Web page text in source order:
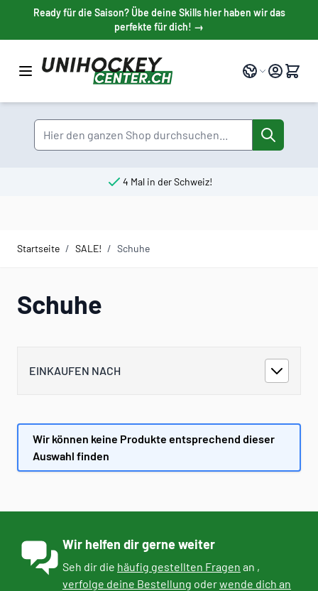
Direkt zum Inhalt
Ready für die Saison? Übe deine Skills hier haben wir das
perfekte für dich! →
Sprache
Suche
4 Mal in der Schweiz!
Startseite / SALE! / Schuhe
Schuhe
EINKAUFEN NACH
Wir können keine Produkte entsprechend dieser
Auswahl finden
Wir helfen dir gerne weiter
Seh dir die häufig gestellten Fragen an ,
verfolge deine Bestellung oderwende dich an